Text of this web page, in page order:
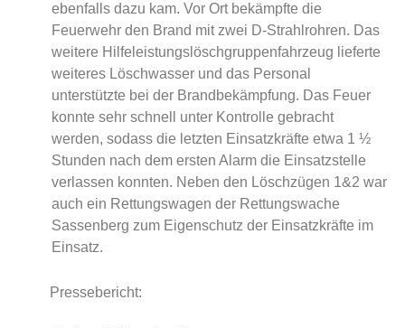
ebenfalls dazu kam. Vor Ort bekämpfte die
Feuerwehr den Brand mit zwei D-Strahlrohren. Das
weitere Hilfeleistungslöschgruppenfahrzeug lieferte
weiteres Löschwasser und das Personal
unterstützte bei der Brandbekämpfung. Das Feuer
konnte sehr schnell unter Kontrolle gebracht
werden, sodass die letzten Einsatzkräfte etwa 1 ½
Stunden nach dem ersten Alarm die Einsatzstelle
verlassen konnten. Neben den Löschzügen 1&2 war
auch ein Rettungswagen der Rettungswache
Sassenberg zum Eigenschutz der Einsatzkräfte im
Einsatz.
Pressebericht: